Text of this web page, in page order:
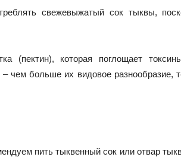
свежевыжатый сок тыквы,
(пектин), которая поглощает
чем больше их видовое разнообразие,
пить тыквенный сок или отвар